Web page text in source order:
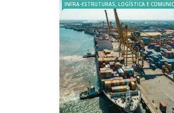
INFRA-ESTRUTURAS, LOGÍSTICA E